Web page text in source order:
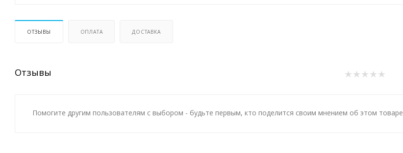
ОТЗЫВЫ ОПЛАТА ДОСТАВКА
Отзывы
Помогите другим пользователям с выбором - будьте первым, кто поделится своим мнением об этом товаре